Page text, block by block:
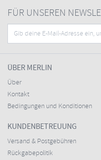
FÜR UNSEREN
ÜBER MERLIN
Über
Kontakt
Bedingungen und Konditionen
KUNDENBETREUUNG
Versand & Postgebühren
Rückgabepolitik